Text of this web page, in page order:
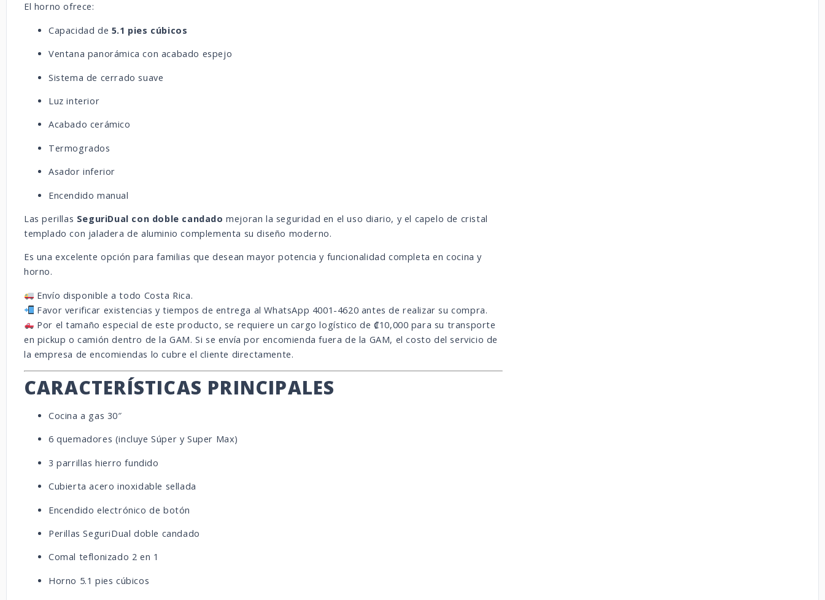
El horno ofrece:
Capacidad de 5.1 pies cúbicos
Ventana panorámica con acabado espejo
Sistema de cerrado suave
Luz interior
Acabado cerámico
Termogrados
Asador inferior
Encendido manual
Las perillas SeguriDual con doble candado mejoran la seguridad en el uso diario, y el capelo de cristal
templado con jaladera de aluminio complementa su diseño moderno.
Es una excelente opción para familias que desean mayor potencia y funcionalidad completa en cocina y
horno.
Envío disponible a todo Costa Rica.
Favor verificar existencias y tiempos de entrega al WhatsApp 4001-4620 antes de realizar su compra.
Por el tamaño especial de este producto, se requiere un cargo logístico de ₡10,000 para su transporte
en pickup o camión dentro de la GAM. Si se envía por encomienda fuera de la GAM, el costo del servicio de
la empresa de encomiendas lo cubre el cliente directamente.
CARACTERÍSTICAS PRINCIPALES
Cocina a gas 30″
6 quemadores (incluye Súper y Super Max)
3 parrillas hierro fundido
Cubierta acero inoxidable sellada
Encendido electrónico de botón
Perillas SeguriDual doble candado
Comal teflonizado 2 en 1
Horno 5.1 pies cúbicos